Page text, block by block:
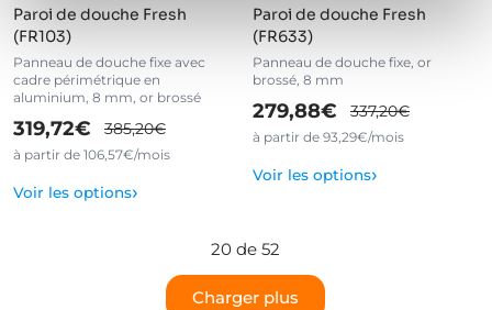
Paroi de douche Fresh
(FR103)
Panneau de douche fixe avec
cadre périmétrique en
aluminium, 8 mm, or brossé
319,72€ 385,20€
à partir de 106,57€/mois
Voir les options›
Paroi de douche Fresh
(FR633)
Panneau de douche fixe, or
brossé, 8 mm
279,88€ 337,20€
à partir de 93,29€/mois
Voir les options›
20 de 52
Charger plus